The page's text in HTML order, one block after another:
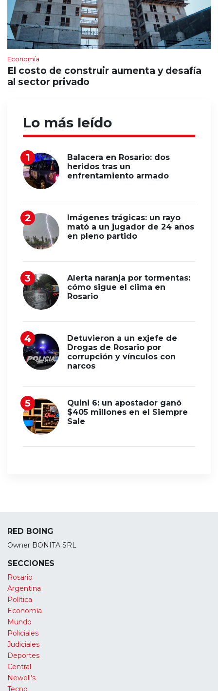
Economía
El costo de construir aumenta y desafía
al sector privado
Lo más leído
Balacera en Rosario: dos
heridos tras un
enfrentamiento armado
Imágenes trágicas: un rayo
mató a un jugador de 24 años
en pleno partido
Alerta naranja por tormentas:
cómo sigue el clima en
Rosario
Detuvieron a un exjefe de
Drogas de Rosario por
corrupción y vínculos con
narcos
Quini 6: un apostador ganó
$405 millones en el Siempre
Sale
RED BOING
Owner BONITA SRL
SECCIONES
Rosario
Argentina
Política
Economía
Mundo
Policiales
Judiciales
Deportes
Central
Newell’s
Tecno